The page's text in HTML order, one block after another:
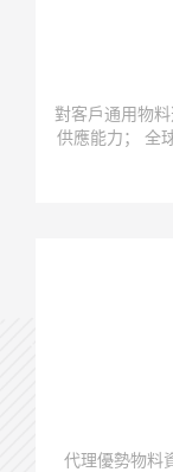
對客戶通用物
供應能力； 全
代理優勢物料